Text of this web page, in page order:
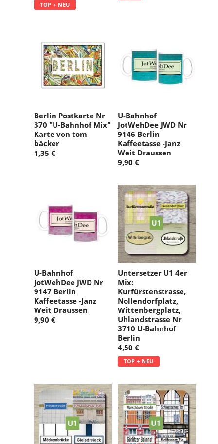
TOP + NEU
Berlin Postkarte Nr
370 "U-Bahnhof Mix"
Karte von tom
bäcker
1,35 €
U-Bahnhof
JotWehDee JWD Nr
9146 Berlin
Kaffeetasse -Janz
Weit Draussen
9,90 €
U-Bahnhof
JotWehDee JWD Nr
9147 Berlin
Kaffeetasse -Janz
Weit Draussen
9,90 €
Untersetzer U1 4er
Mix:
Kurfürstenstrasse,
Nollendorfplatz,
Wittenbergplatz,
Uhlandstrasse Nr
3710 U-Bahnhof
Berlin
4,50 €
TOP + NEU